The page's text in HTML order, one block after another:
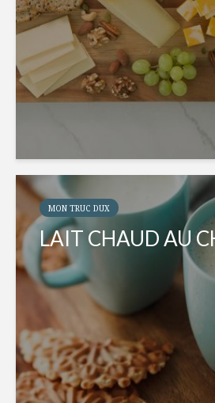
MON TRUC DUX
LAIT CHAUD AU